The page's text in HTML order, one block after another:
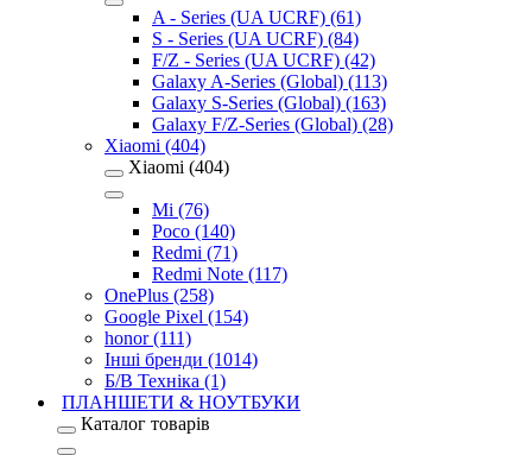
A - Series (UA UCRF) (61)
S - Series (UA UCRF) (84)
F/Z - Series (UA UCRF) (42)
Galaxy A-Series (Global) (113)
Galaxy S-Series (Global) (163)
Galaxy F/Z-Series (Global) (28)
Xiaomi (404)
Xiaomi (404)
Mi (76)
Poco (140)
Redmi (71)
Redmi Note (117)
OnePlus (258)
Google Pixel (154)
honor (111)
Інші бренди (1014)
Б/В Техніка (1)
ПЛАНШЕТИ & НОУТБУКИ
Каталог товарів